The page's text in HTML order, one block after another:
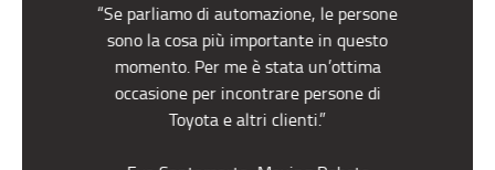
“Se parliamo di automazione, le persone
sono la cosa più importante in questo
momento. Per me è stata un’ottima
occasione per incontrare persone di
Toyota e altri clienti.”